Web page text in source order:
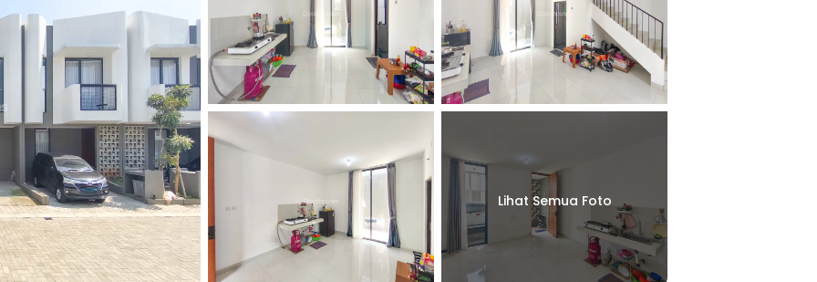
Lihat Semua Foto